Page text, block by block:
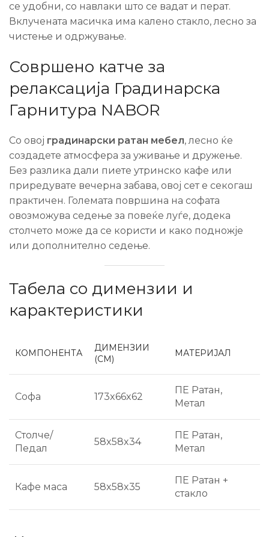
се удобни, со навлаки што се вадат и перат.
Вклучената масичка има калено стакло, лесно за
чистење и одржување.
Совршено катче за
релаксација Градинарска
Гарнитура NABOR
Со овој градинарски ратан мебел, лесно ќе
создадете атмосфера за уживање и дружење.
Без разлика дали пиете утринско кафе или
приредувате вечерна забава, овој сет е секогаш
практичен. Големата површина на софата
овозможува седење за повеќе луѓе, додека
столчето може да се користи и како подножје
или дополнително седење.
Табела со димензии и
карактеристики
КОМПОНЕНТА
ДИМЕНЗИИ
(CM)
МАТЕРИЈАЛ
Софа 173x66x62
ПЕ Ратан,
Метал
Столче/
Педал
58x58x34
ПЕ Ратан,
Метал
Кафе маса 58x58x35
ПЕ Ратан +
стакло